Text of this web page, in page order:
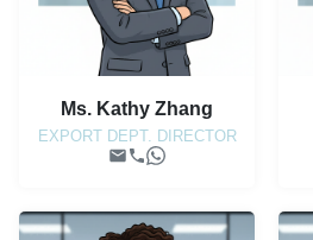
Ms. Kathy Zhang
EXPORT DEPT. DIRECTOR